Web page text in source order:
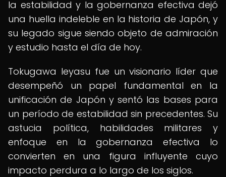
la estabilidad y la gobernanza efectiva dejó
una huella indeleble en la historia de Japón, y
su legado sigue siendo objeto de admiración
y estudio hasta el día de hoy.
Tokugawa Ieyasu fue un visionario líder que
desempeñó un papel fundamental en la
unificación de Japón y sentó las bases para
un período de estabilidad sin precedentes. Su
astucia política, habilidades militares y
enfoque en la gobernanza efectiva lo
convierten en una figura influyente cuyo
impacto perdura a lo largo de los siglos.